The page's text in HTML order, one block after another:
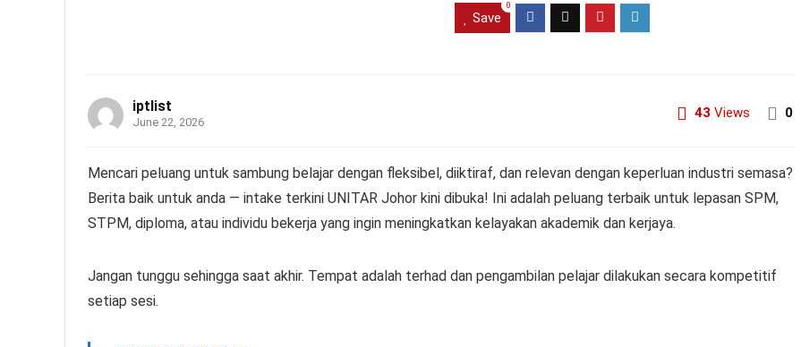
Save
0
iptlist
June 22, 2026
43 Views 0
Mencari peluang untuk sambung belajar dengan fleksibel, diiktiraf, dan relevan dengan keperluan industri semasa?
Berita baik untuk anda — intake terkini UNITAR Johor kini dibuka! Ini adalah peluang terbaik untuk lepasan SPM,
STPM, diploma, atau individu bekerja yang ingin meningkatkan kelayakan akademik dan kerjaya.
Jangan tunggu sehingga saat akhir. Tempat adalah terhad dan pengambilan pelajar dilakukan secara kompetitif
setiap sesi.